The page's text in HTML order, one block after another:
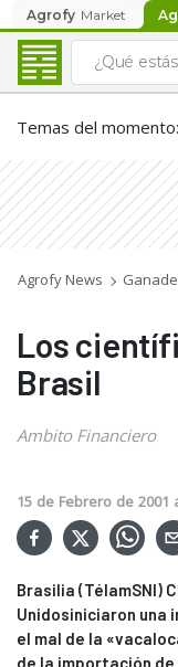
Agrofy Market
Temas del momento:
Agrofy News
Los
Brasil
Ambito Financiero
15 de Febrero de 2001
Brasilia (TélamSNI)
Unidosiniciaron
el mal de la
de la importación